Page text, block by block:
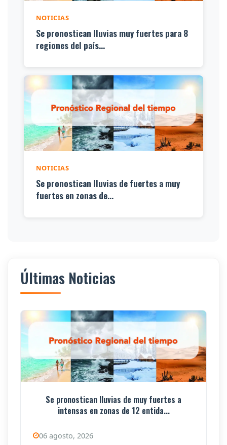
NOTICIAS
Se pronostican lluvias muy fuertes para 8
regiones del país...
NOTICIAS
Se pronostican lluvias de fuertes a muy
fuertes en zonas de...
Últimas Noticias
Se pronostican lluvias de muy fuertes a
intensas en zonas de 12 entida...
06 agosto, 2026